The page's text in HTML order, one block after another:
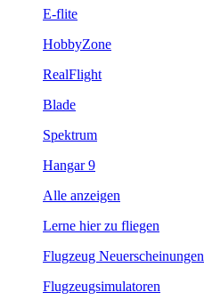
E-flite
HobbyZone
RealFlight
Blade
Spektrum
Hangar 9
Alle anzeigen
Lerne hier zu fliegen
Flugzeug Neuerscheinungen
Flugzeugsimulatoren